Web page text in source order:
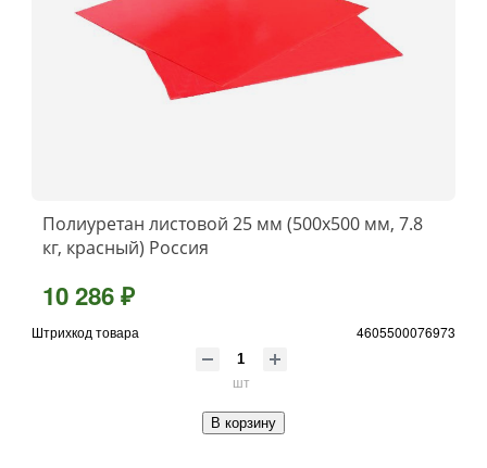
Полиуретан листовой 25 мм (500х500 мм, 7.8
кг, красный) Россия
10 286 ₽
Штрихкод товара 4605500076973
шт
В корзину